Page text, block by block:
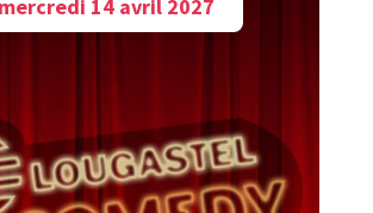
mercredi 14 avril 2027